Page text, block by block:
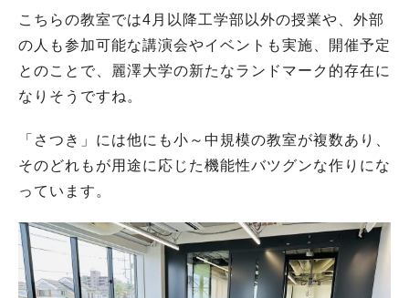
こちらの教室では4月以降工学部以外の授業や、外部
の人も参加可能な講演会やイベントも実施、開催予定
とのことで、麗澤大学の新たなランドマーク的存在に
なりそうですね。
「さつき」には他にも小～中規模の教室が複数あり、
そのどれもが用途に応じた機能性バツグンな作りにな
っています。